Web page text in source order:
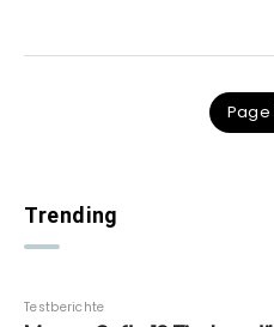
Page
Trending